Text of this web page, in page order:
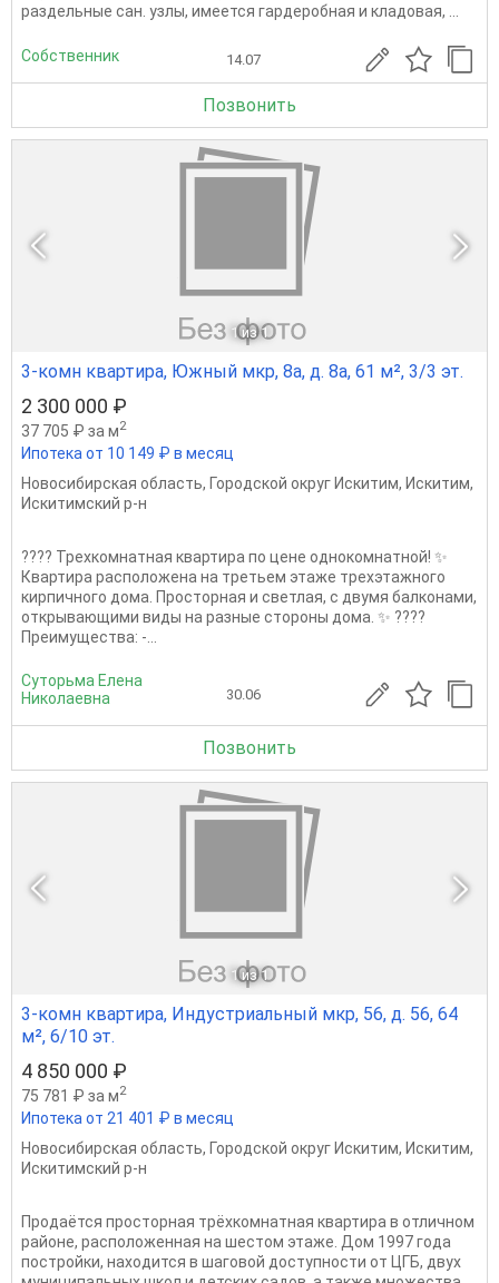
раздельные сан. узлы, имеется гардеробная и кладовая, ...
Собственник 14.07
Позвонить
1 из 1
3-комн квартира, Южный мкр, 8а, д. 8а, 61 м², 3/3 эт.
2 300 000 ₽
37 705 ₽ за м2
Ипотека от 10 149 ₽ в месяц
Новосибирская область, Городской округ Искитим, Искитим,
Искитимский р-н
???? Трехкомнатная квартира по цене однокомнатной! ✨
Квартира расположена на третьем этаже трехэтажного
кирпичного дома. Просторная и светлая, с двумя балконами,
открывающими виды на разные стороны дома. ✨ ????
Преимущества: -...
Суторьма Елена
Николаевна
30.06
Позвонить
1 из 1
3-комн квартира, Индустриальный мкр, 56, д. 56, 64
м², 6/10 эт.
4 850 000 ₽
75 781 ₽ за м2
Ипотека от 21 401 ₽ в месяц
Новосибирская область, Городской округ Искитим, Искитим,
Искитимский р-н
Продаётся просторная трёхкомнатная квартира в отличном
районе, расположенная на шестом этаже. Дом 1997 года
постройки, находится в шаговой доступности от ЦГБ, двух